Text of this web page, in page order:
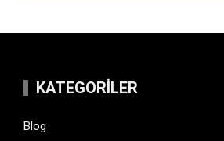
KATEGORILER
Blog